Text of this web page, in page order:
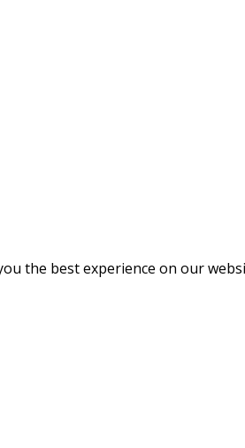
the best experience on our